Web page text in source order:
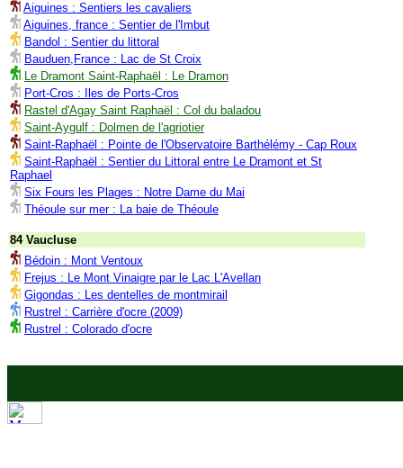
Aiguines : Sentiers les cavaliers
Aiguines, france : Sentier de l'Imbut
Bandol : Sentier du littoral
Bauduen,France : Lac de St Croix
Le Dramont Saint-Raphaël : Le Dramon
Port-Cros : Iles de Ports-Cros
Rastel d'Agay Saint Raphaël : Col du baladou
Saint-Aygulf : Dolmen de l'agriotier
Saint-Raphaël : Pointe de l'Observatoire Barthélémy - Cap Roux
Saint-Raphaël : Sentier du Littoral entre Le Dramont et St
Raphael
Six Fours les Plages : Notre Dame du Mai
Théoule sur mer : La baie de Théoule
84 Vaucluse
Bédoin : Mont Ventoux
Frejus : Le Mont Vinaigre par le Lac L'Avellan
Gigondas : Les dentelles de montmirail
Rustrel : Carrière d'ocre (2009)
Rustrel : Colorado d'ocre